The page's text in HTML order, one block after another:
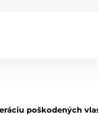
poškodených